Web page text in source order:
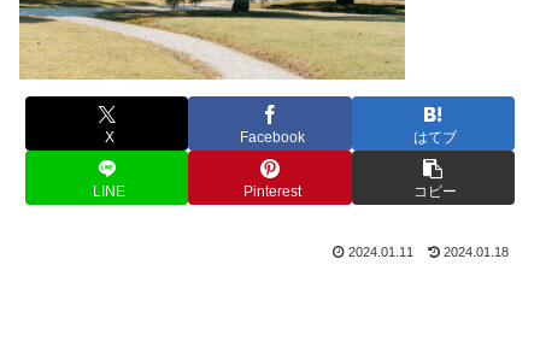
X Facebook はてブ
LINE Pinterest コピー
2024.01.11 2024.01.18